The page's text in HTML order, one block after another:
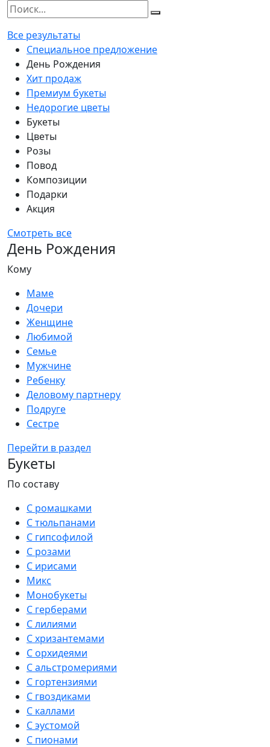
Все результаты
Специальное предложение
День Рождения
Хит продаж
Премиум букеты
Недорогие цветы
Букеты
Цветы
Розы
Повод
Композиции
Подарки
Акция
Смотреть все
День Рождения
Кому
Маме
Дочери
Женщине
Любимой
Семье
Мужчине
Ребенку
Деловому партнеру
Подруге
Сестре
Перейти в раздел
Букеты
По составу
С ромашками
С тюльпанами
С гипсофилой
С розами
С ирисами
Микс
Монобукеты
С герберами
С лилиями
С хризантемами
С орхидеями
С альстромериями
С гортензиями
С гвоздиками
С каллами
С эустомой
С пионами